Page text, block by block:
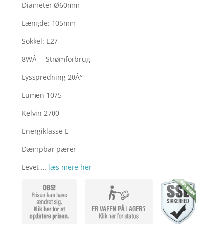
Diameter Ø60mm
Længde: 105mm
Sokkel: E27
8WÂ – Strømforbrug
Lysspredning 20Â°
Lumen 1075
Kelvin 2700
Energiklasse E
Dæmpbar pærer
Levet … læs mere her